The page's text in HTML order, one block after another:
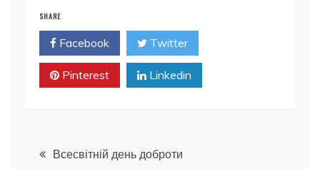
SHARE
Facebook Twitter
Pinterest Linkedin
Навігація
Всесвітній день доброти